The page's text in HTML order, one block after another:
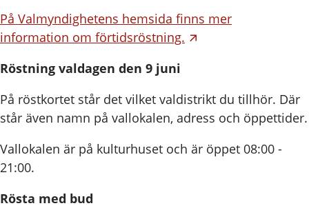
På Valmyndighetens hemsida finns mer
information om förtidsröstning.
Röstning valdagen den 9 juni
På röstkortet står det vilket valdistrikt du tillhör. Där
står även namn på vallokalen, adress och öppettider.
Vallokalen är på kulturhuset och är öppet 08:00 -
21:00.
Rösta med bud